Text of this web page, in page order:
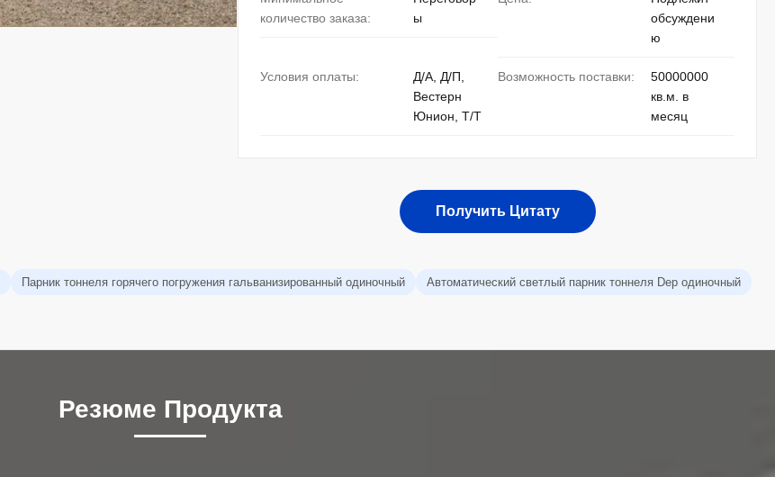
количество заказа:
ы
обсуждени
ю
Условия оплаты:
Д/А, Д/П,
Вестерн
Юнион, Т/Т
Возможность поставки:
50000000
кв.м. в
месяц
Получить Цитату
Парник тоннеля горячего погружения гальванизированный одиночный Автоматический светлый парник тоннеля Dep одиночный
Резюме Продукта